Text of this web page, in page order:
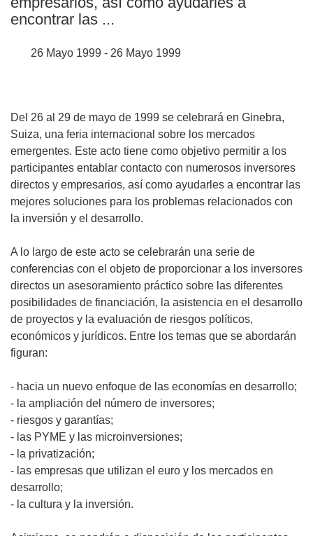
encontrar las ...
26 Mayo 1999 - 26 Mayo 1999
Del 26 al 29 de mayo de 1999 se celebrará en Ginebra,
Suiza, una feria internacional sobre los mercados
emergentes. Este acto tiene como objetivo permitir a los
participantes entablar contacto con numerosos inversores
directos y empresarios, así como ayudarles a encontrar las
mejores soluciones para los problemas relacionados con
la inversión y el desarrollo.
A lo largo de este acto se celebrarán una serie de
conferencias con el objeto de proporcionar a los inversores
directos un asesoramiento práctico sobre las diferentes
posibilidades de financiación, la asistencia en el desarrollo
de proyectos y la evaluación de riesgos políticos,
económicos y jurídicos. Entre los temas que se abordarán
figuran:
- hacia un nuevo enfoque de las economías en desarrollo;
- la ampliación del número de inversores;
- riesgos y garantías;
- las PYME y las microinversiones;
- la privatización;
- las empresas que utilizan el euro y los mercados en
desarrollo;
- la cultura y la inversión.